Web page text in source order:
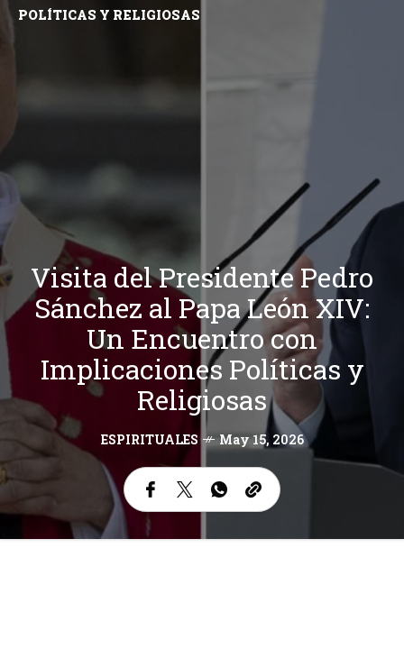
POLÍTICAS Y RELIGIOSAS
Visita del Presidente Pedro
Sánchez al Papa León XIV:
Un Encuentro con
Implicaciones Políticas y
Religiosas
ESPIRITUALES May 15, 2026